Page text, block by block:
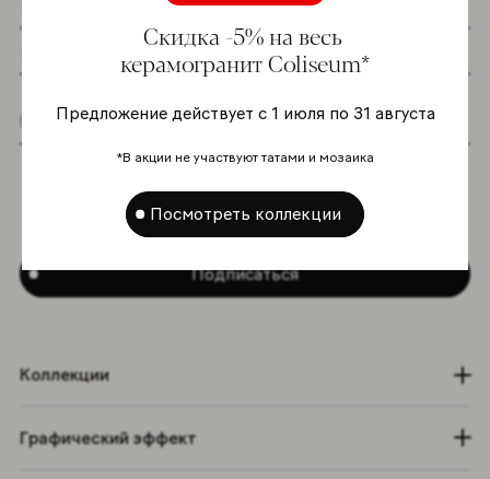
Скидка -5% на весь
керамогранит Coliseum*
Предложение действует с 1 июля по 31 августа
*В акции не участвуют татами и мозаика
Посмотреть коллекции
Я даю согласие на хранение и обработку
Политике в отношении обработки
персональных данных*
Подписаться
Коллекции
Графический эффект